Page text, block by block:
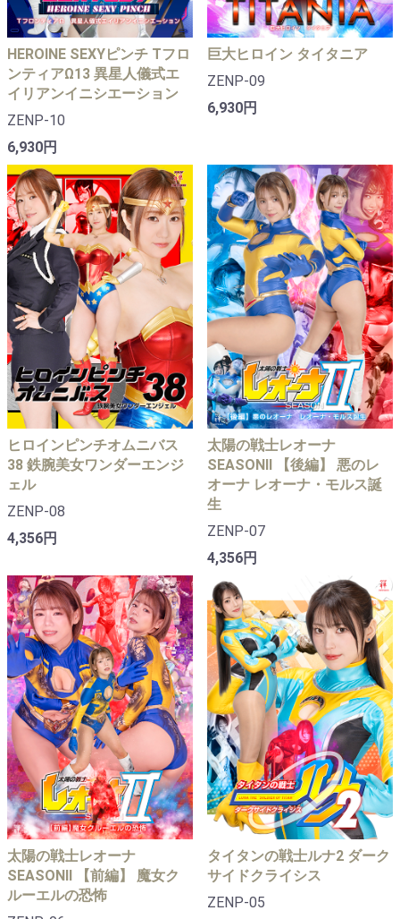
HEROINE SEXYピンチ Tフロ
ンティアΩ13 異星人儀式エ
イリアンイニシエーション
ZENP-10
6,930円
巨大ヒロイン タイタニア
ZENP-09
6,930円
ヒロインピンチオムニバス
38 鉄腕美女ワンダーエンジ
ェル
ZENP-08
4,356円
太陽の戦士レオーナ
SEASONⅡ 【後編】 悪のレ
オーナ レオーナ・モルス誕
生
ZENP-07
4,356円
太陽の戦士レオーナ
SEASONⅡ 【前編】 魔女ク
ルーエルの恐怖
タイタンの戦士ルナ2 ダーク
サイドクライシス
ZENP-05